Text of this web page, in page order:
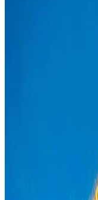
Ingo Bartussek
In Deutschland
Menschen an
Nahrungsmittel-,
jeder fünfte
sich Jahr für Jahr
Medizinern ist der
Allergie im Land.
leichter zu
ausführliche
allergensten Pollen